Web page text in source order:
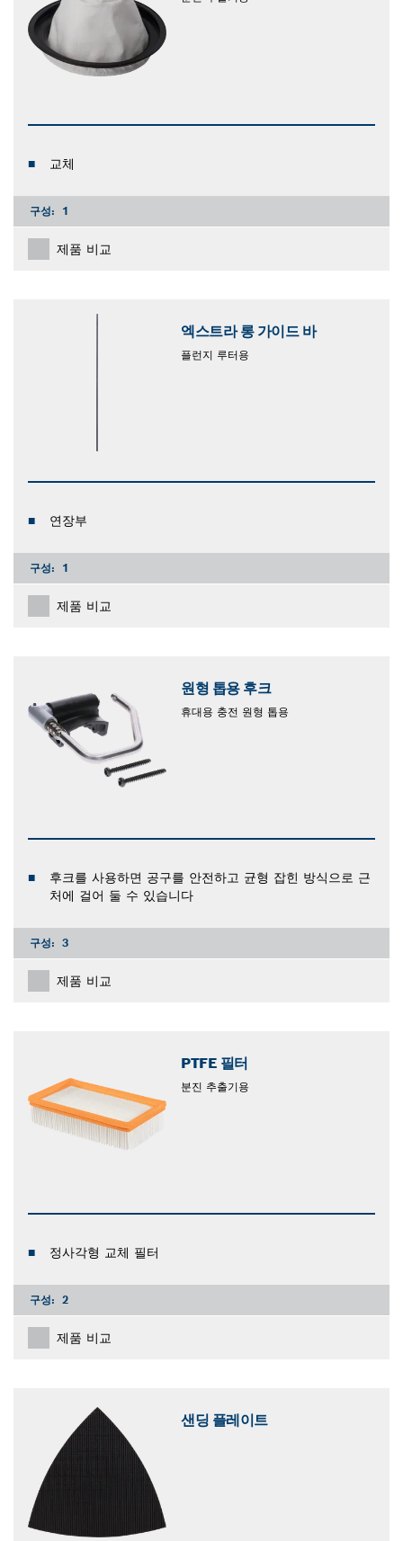
교체
구성: 1
제품 비교
엑스트라 롱 가이드 바
플런지 루터용
연장부
구성: 1
제품 비교
원형 톱용 후크
휴대용 충전 원형 톱용
후크를 사용하면 공구를 안전하고 균형 잡힌 방식으로 근
처에 걸어 둘 수 있습니다
구성: 3
제품 비교
PTFE 필터
분진 추출기용
정사각형 교체 필터
구성: 2
제품 비교
샌딩 플레이트